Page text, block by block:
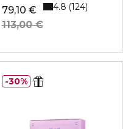
79,10 €
113,00 €
4.8 124
30%